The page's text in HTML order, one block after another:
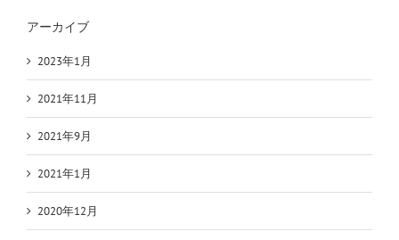
アーカイブ
2023年1月
2021年11月
2021年9月
2021年1月
2020年12月